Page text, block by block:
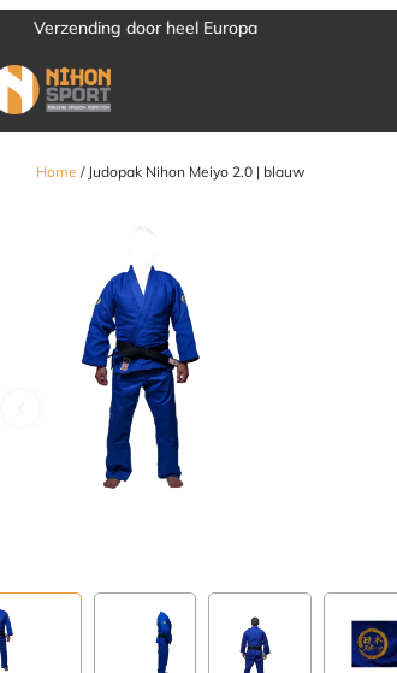
Verzending door heel Europa
Home / Judopak Nihon Meiyo 2.0 | blauw